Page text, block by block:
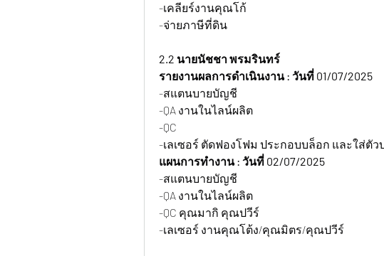
-เคลียร์งานคุณโก้
-จ่ายภาษีที่ดิน
2.2 นายนัชชา พรมรินทร์
รายงานผลการดำเนินงาน : วันที่ 01/07/2025
-สแตนบายบัญชี
-QA งานในไลน์ผลิต
-QC
-เลเซอร์ ตัดฟองโฟม ประกอบบล็อก และใส่ตั
แผนการทำงาน : วันที่ 02/07/2025
-สแตนบายบัญชี
-QA งานในไลน์ผลิต
-QC คุณมากิ คุณปวีร์
-เลเซอร์ งานคุณโต้ง/คุณมิตร/คุณปวีร์